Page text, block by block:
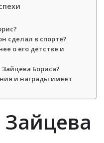
сделал в спорте?
о его детстве и
Бориса?
и награды имеет